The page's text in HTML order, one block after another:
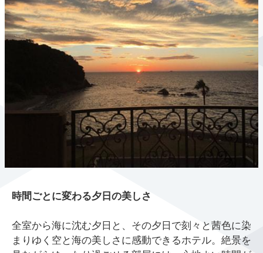
時間ごとに変わる夕日の美しさ
全室から海に沈む夕日と、その夕日で刻々と茜色に染
まりゆく空と海の美しさに感動できるホテル。絶景を